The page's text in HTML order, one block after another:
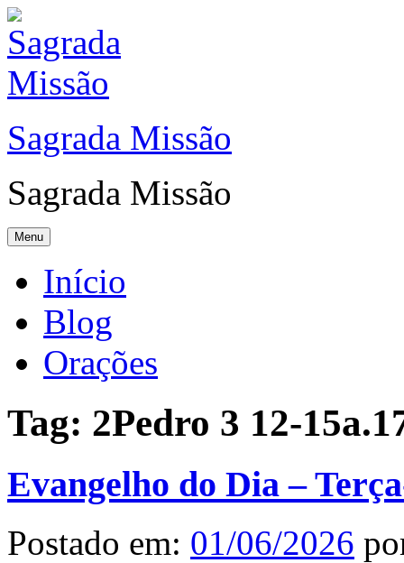
Sagrada Missão
Sagrada Missão
Menu
Início
Blog
Orações
Tag: 2Pedro 3 12-
Evangelho do Dia –
Postado em: 01/06/2026